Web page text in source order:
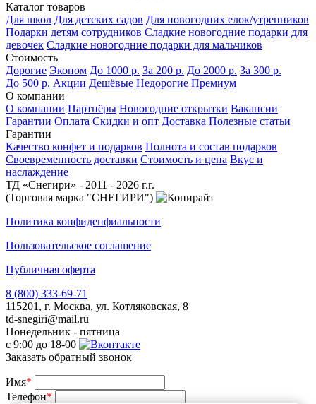
Каталог товаров
Для школ Для детских садов Для новогодних елок/утренников
Подарки детям сотрудников Сладкие новогодние подарки для
девочек Сладкие новогодние подарки для мальчиков
Стоимость
Дорогие Эконом До 1000 р. За 200 р. До 2000 р. За 300 р.
До 500 р. Акции Дешёвые Недорогие Премиум
О компании
О компании Партнёры Новогодние открытки Вакансии
Гарантии Оплата Скидки и опт Доставка Полезные статьи
Гарантии
Качество конфет и подарков Полнота и состав подарков
Своевременность доставки Стоимость и цена Вкус и
наслаждение
ТД «Снегири» - 2011 - 2026 г.г.
(Торговая марка "СНЕГИРИ")
Политика конфиденфиальности
Пользовательское соглашение
Публичная оферта
8 (800) 333-69-71
115201, г. Москва, ул. Котляковская, 8
td-snegiri@mail.ru
Понедельник - пятница
с 9:00 до 18-00
Заказать обратный звонок
Имя*
Телефон*